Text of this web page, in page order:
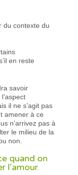
du contexte du
en reste
savoir
il ne s’agit pas
amener à ce
n’arrivez pas à
le milieu de la
non.
quand on
l’amour.